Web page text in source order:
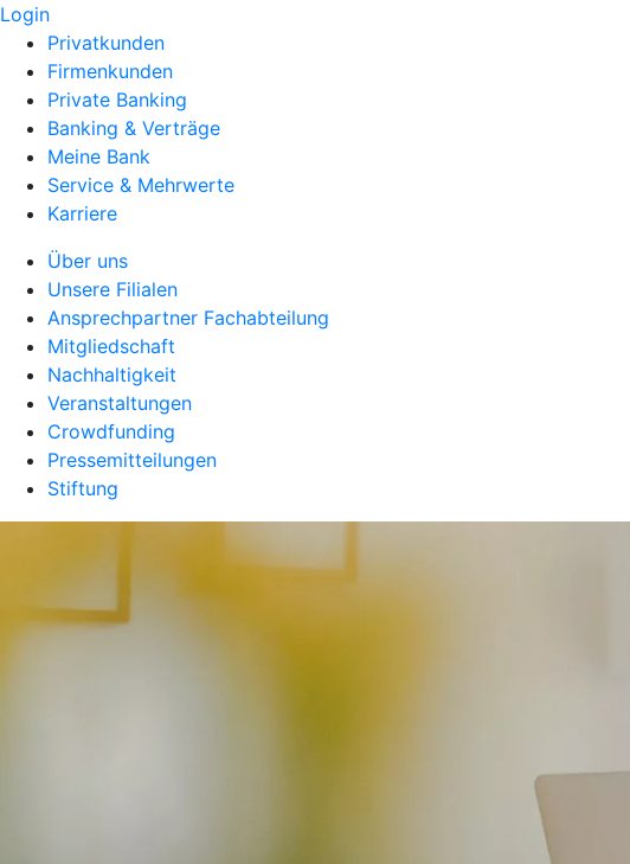
Login
Privatkunden
Firmenkunden
Private Banking
Banking & Verträge
Meine Bank
Service & Mehrwerte
Karriere
Über uns
Unsere Filialen
Ansprechpartner Fachabteilung
Mitgliedschaft
Nachhaltigkeit
Veranstaltungen
Crowdfunding
Pressemitteilungen
Stiftung